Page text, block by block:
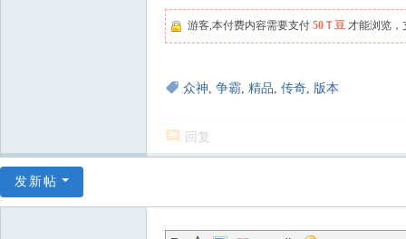
游客,本付费内容需要支付 50Ｔ豆 才能浏览，
众神, 争霸, 精品, 传奇, 版本
回复
发新帖